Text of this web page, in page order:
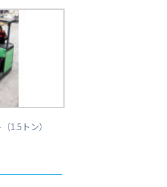
1.5トン）